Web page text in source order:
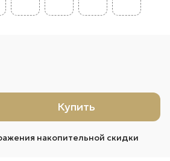
Купить
накопительной скидки